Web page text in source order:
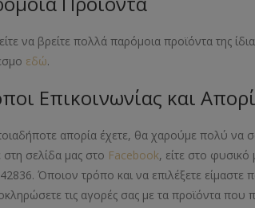
να βρείτε πολλά παρόμοια προϊόντα της
εδώ.
Επικοινωνίας και
απορία έχετε, θα χαρούμε πολύ να
στη σελίδα μας στο Facebook, είτε στο
Όποιον τρόπο και να επιλέξετε
τις αγορές σας με τα προϊόντα που